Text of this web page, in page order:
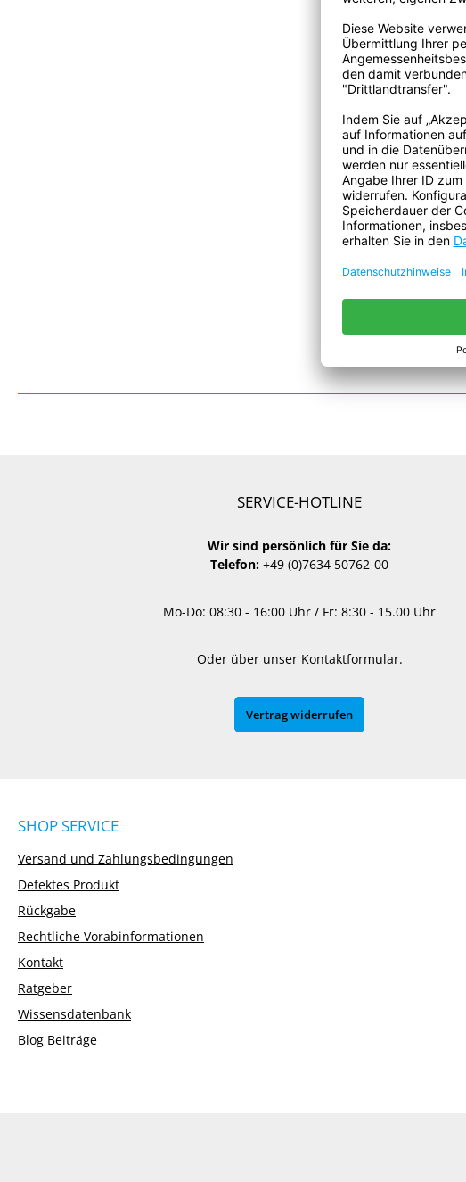
SERVICE-HOTLINE
Wir sind persönlich für Sie da:
Telefon: +49 (0)7634 50762-00
Mo-Do: 08:30 - 16:00 Uhr / Fr: 8:30 - 15.00 Uhr
Oder über unser Kontaktformular.
Vertrag widerrufen
SHOP SERVICE
Versand und Zahlungsbedingungen
Defektes Produkt
Rückgabe
Rechtliche Vorabinformationen
Kontakt
Ratgeber
Wissensdatenbank
Blog Beiträge